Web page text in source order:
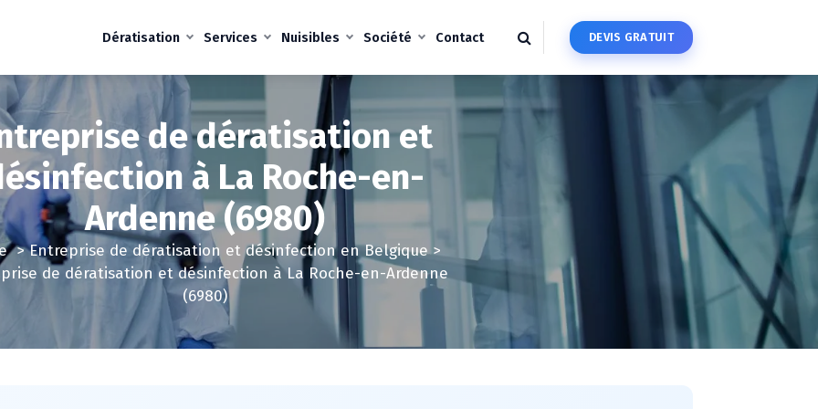
Dératisation Services Nuisibles Société Contact DEVIS GRATUIT
de dératisation et
à La Roche-en-
Ardenne (6980)
>Entreprise de dératisation et désinfection en Belgique>
de dératisation et désinfection à La Roche-en-Ardenne
(6980)